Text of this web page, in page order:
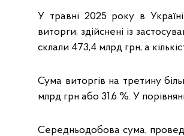
У травні 2025 року в
виторги, здійснені із
склали 473,4 млрд грн, а
Сума виторгів на третину
млрд грн або 31,6 %. У
Середньодобова сума,